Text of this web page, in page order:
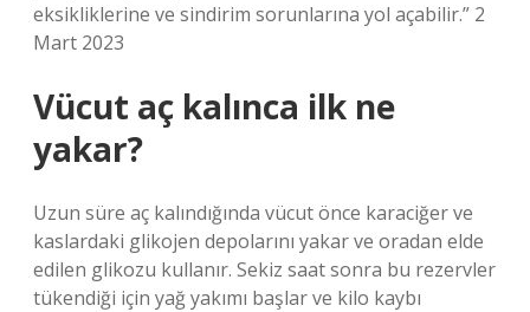
eksikliklerine ve sindirim sorunlarına yol açabilir.” 2
Mart 2023
Vücut aç kalınca ilk ne
yakar?
Uzun süre aç kalındığında vücut önce karaciğer ve
kaslardaki glikojen depolarını yakar ve oradan elde
edilen glikozu kullanır. Sekiz saat sonra bu rezervler
tükendiği için yağ yakımı başlar ve kilo kaybı